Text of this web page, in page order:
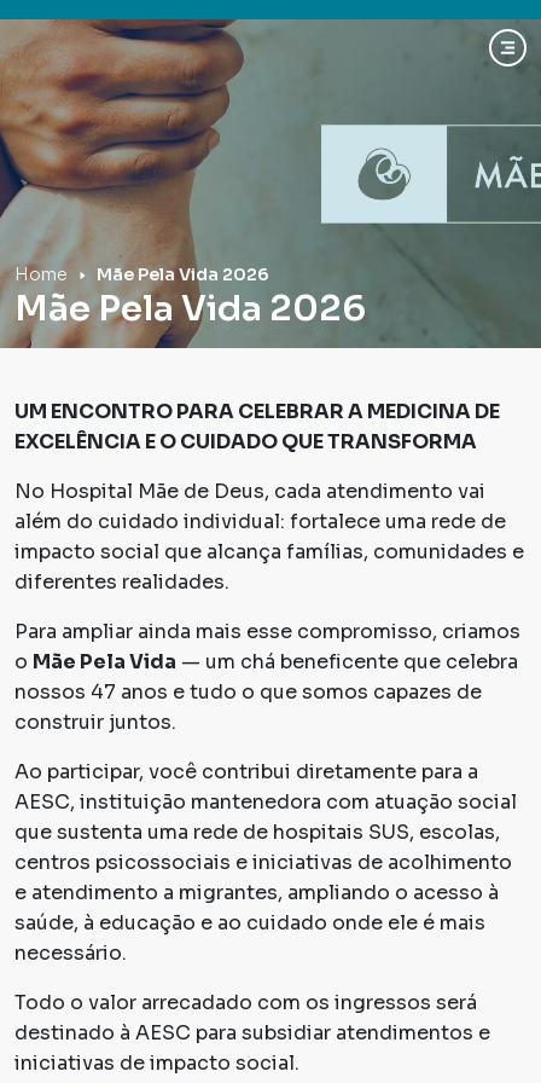
Hospital Mãe de Deus
Home Mãe Pela Vida 2026
Mãe Pela Vida 2026
UM ENCONTRO PARA CELEBRAR A MEDICINA DE
EXCELÊNCIA E O CUIDADO QUE TRANSFORMA
No Hospital Mãe de Deus, cada atendimento vai
além do cuidado individual: fortalece uma rede de
impacto social que alcança famílias, comunidades e
diferentes realidades.
Para ampliar ainda mais esse compromisso, criamos
o Mãe Pela Vida — um chá beneficente que celebra
nossos 47 anos e tudo o que somos capazes de
construir juntos.
Ao participar, você contribui diretamente para a
AESC, instituição mantenedora com atuação social
que sustenta uma rede de hospitais SUS, escolas,
centros psicossociais e iniciativas de acolhimento
e atendimento a migrantes, ampliando o acesso à
saúde, à educação e ao cuidado onde ele é mais
necessário.
Todo o valor arrecadado com os ingressos será
destinado à AESC para subsidiar atendimentos e
iniciativas de impacto social.